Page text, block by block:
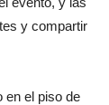
y compartir
en el piso de